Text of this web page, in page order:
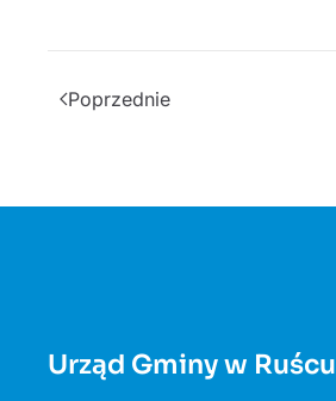
Poprzednie
Urząd Gminy w Ruścu